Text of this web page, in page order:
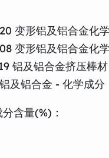
变形铝及铝合金化
变形铝及铝合金化
铝及铝合金挤压棒材
及铝合金 - 化学成分
含量(%)：